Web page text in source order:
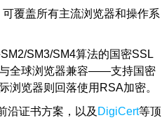
覆盖所有主流浏览器和操作系
SM3/SM4算法的国密SSL
全球浏览器兼容——支持国密
浏览器则回落使用RSA加密。
沿证书方案，以及 DigiCert等顶